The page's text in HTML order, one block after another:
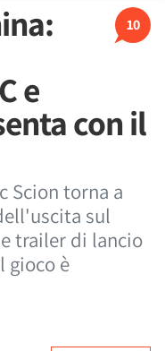
10
e
con il
Scion torna a
sul
trailer di lancio
gioco è